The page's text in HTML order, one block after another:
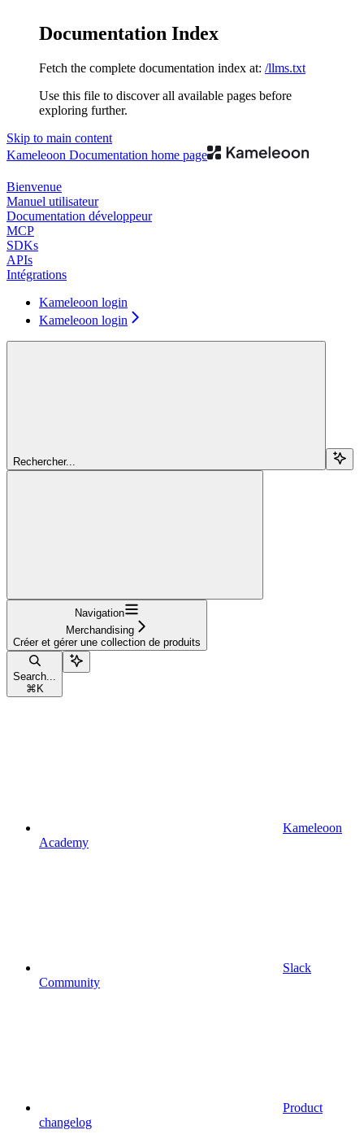
Documentation Index
Fetch the complete documentation index at: /llms.txt
Use this file to discover all available pages before
exploring further.
Skip to main content
Kameleoon Documentation home page
Bienvenue
Manuel utilisateur
Documentation développeur
MCP
SDKs
APIs
Intégrations
Kameleoon login
Kameleoon login
Rechercher...
Navigation
Merchandising
Créer et gérer une collection de produits
Search...
⌘ K
Kameleoon
Academy
Slack
Community
Product
changelog